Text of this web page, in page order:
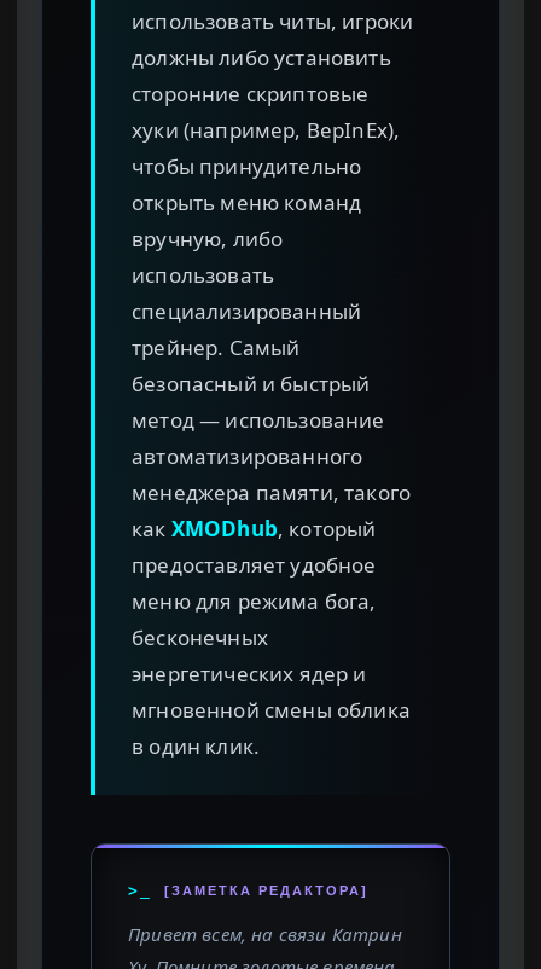
использовать читы, игроки
должны либо установить
сторонние скриптовые
хуки (например, BepInEx),
чтобы принудительно
открыть меню команд
вручную, либо
использовать
специализированный
трейнер. Самый
безопасный и быстрый
метод — использование
автоматизированного
менеджера памяти, такого
как XMODhub, который
предоставляет удобное
меню для режима бога,
бесконечных
энергетических ядер и
мгновенной смены облика
в один клик.
>_ [ЗАМЕТКА РЕДАКТОРА]
Привет всем, на связи Катрин